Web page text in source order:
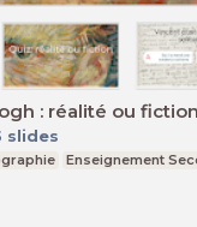
: réalité ou fiction
slides
Enseignement